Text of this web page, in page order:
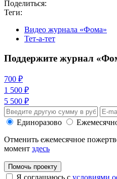
Поделиться:
Теги:
Видео журнала «Фома»
Тет-а-тет
Поддержите журнал
700 ₽
1 500 ₽
5 500 ₽
Единоразово
Отменить ежемесячное
момент здесь
Помочь проекту